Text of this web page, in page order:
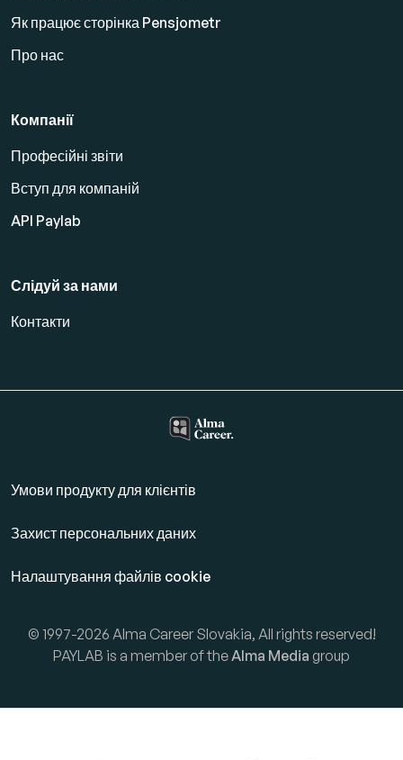
Як працює сторінка Pensjometr
Про нас
Компанії
Професійні звіти
Вступ для компаній
API Paylab
Слідуй за нами
Контакти
Умови продукту для клієнтів
Захист персональних даних
Налаштування файлів cookie
© 1997-2026 Alma Career Slovakia, All rights reserved!
PAYLAB is a member of the Alma Media group